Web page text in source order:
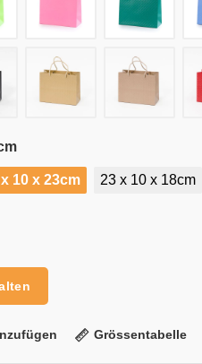
10 x 23cm 23 x 10 x 18cm
Grössentabelle